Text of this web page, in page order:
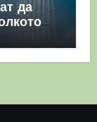
да